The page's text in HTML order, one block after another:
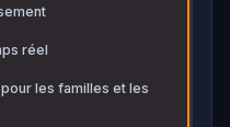
réel
les familles et les